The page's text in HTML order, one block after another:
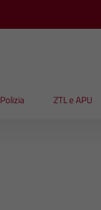
Polizia ZTL e APU